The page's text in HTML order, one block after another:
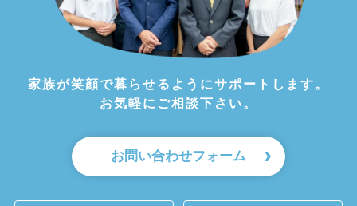
家族が笑顔で暮らせるようにサポートします。
お気軽にご相談下さい。
お問い合わせフォーム